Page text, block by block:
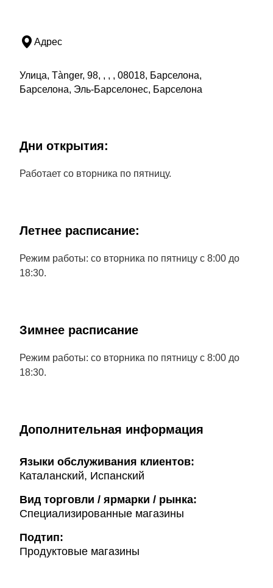
Адрес
Улица, Tànger, 98, , , , 08018, Барселона,
Барселона, Эль-Барселонес, Барселона
Дни открытия:
Работает со вторника по пятницу.
Летнее расписание:
Режим работы: со вторника по пятницу с 8:00 до
18:30.
Зимнее расписание
Режим работы: со вторника по пятницу с 8:00 до
18:30.
Дополнительная информация
Языки обслуживания клиентов:
Каталанский, Испанский
Вид торговли / ярмарки / рынка:
Специализированные магазины
Подтип:
Продуктовые магазины